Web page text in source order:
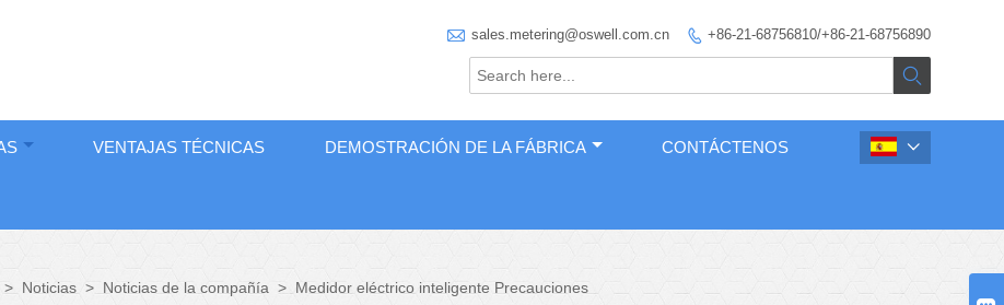
 sales.metering@oswell.com.cn  +86-21-68756810/+86-21-68756890

VENTAJAS TÉCNICAS DEMOSTRACIÓN DE LA FÁBRICA CONTÁCTENOS 
> Noticias > Noticias de la compañía > Medidor eléctrico inteligente Precauciones